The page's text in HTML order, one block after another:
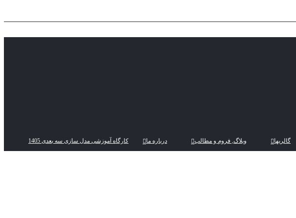
گالریها وبلاگ, فروم و مطالب درباره ما کارگاه آموزشی مدل سازی سه بعدی 1405